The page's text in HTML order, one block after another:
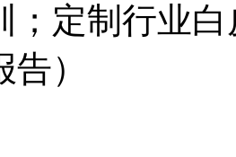
；定制行业
告）